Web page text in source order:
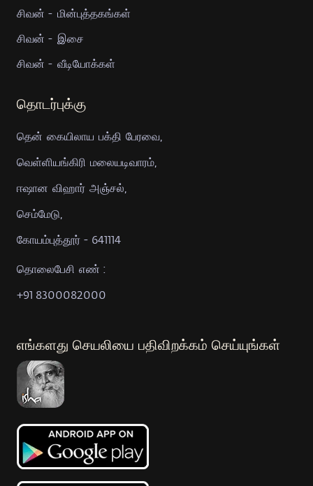
சிவன் - மின்புத்தகங்கள்
சிவன் - இசை
சிவன் - வீடியோக்கள்
தொடர்புக்கு
தென் கையிலாய பக்தி பேரவை,
வெள்ளியங்கிரி மலையடிவாரம்,
ஈஷான விஹார் அஞ்சல்,
செம்மேடு,
கோயம்புத்தூர் - 641114
தொலைபேசி எண் :
+91 8300082000
எங்களது செயலியை பதிவிறக்கம் செய்யுங்கள்